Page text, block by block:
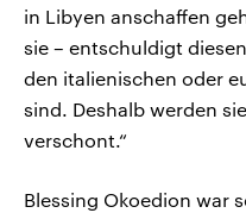
in Libyen anschaffen
sie – entschuldigt
den italienischen oder
sind. Deshalb werden
verschont.“
Blessing Okoedion war